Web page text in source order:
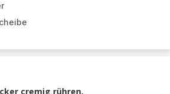
cremig rühren.